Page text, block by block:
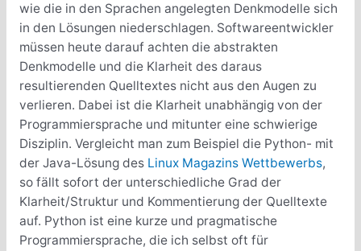
wie die in den Sprachen angelegten Denkmodelle sich
in den Lösungen niederschlagen. Softwareentwickler
müssen heute darauf achten die abstrakten
Denkmodelle und die Klarheit des daraus
resultierenden Quelltextes nicht aus den Augen zu
verlieren. Dabei ist die Klarheit unabhängig von der
Programmiersprache und mitunter eine schwierige
Disziplin. Vergleicht man zum Beispiel die Python- mit
der Java-Lösung des Linux Magazins Wettbewerbs,
so fällt sofort der unterschiedliche Grad der
Klarheit/Struktur und Kommentierung der Quelltexte
auf. Python ist eine kurze und pragmatische
Programmiersprache, die ich selbst oft für